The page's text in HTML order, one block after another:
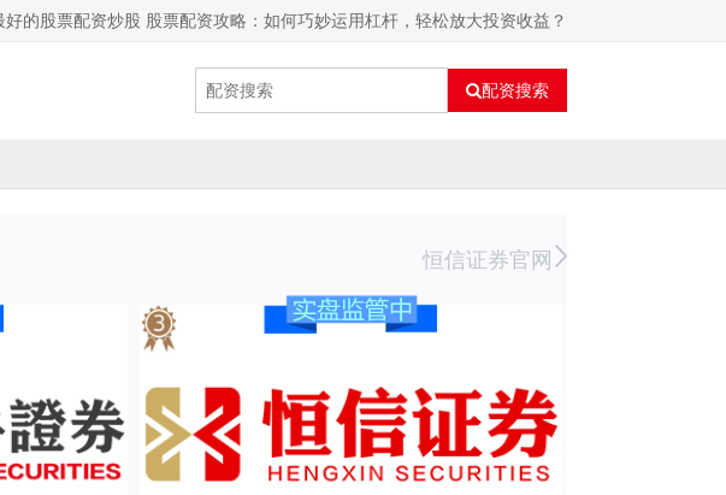
好的股票配资炒股 股票配资攻略：如何巧妙运用杠杆，轻松放大投资收益？
配资搜索
恒信证券官网